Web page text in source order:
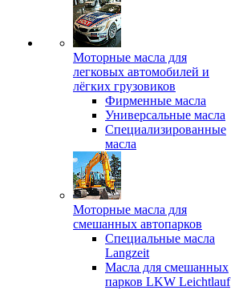
Моторные масла для
легковых автомобилей и
лёгких грузовиков
Фирменные масла
Универсальные масла
Специализированные
масла
Моторные масла для
смешанных автопарков
Специальные масла
Langzeit
Масла для смешанных
парков LKW Leichtlauf